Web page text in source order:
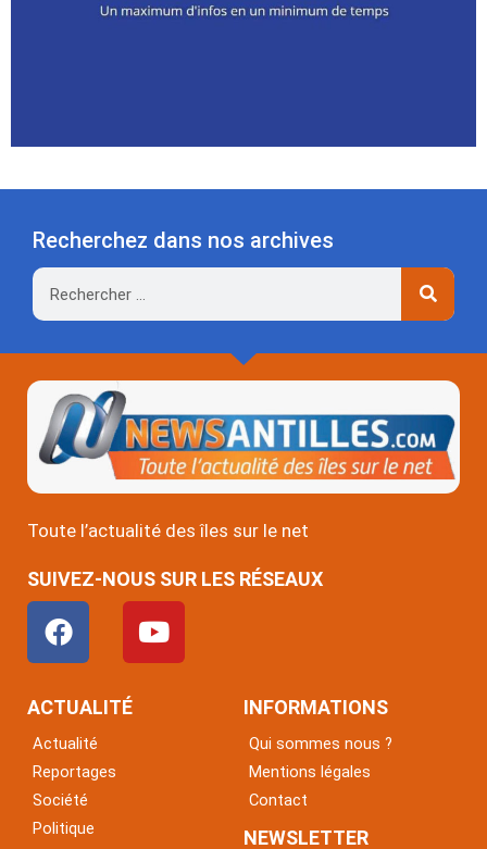
Recherchez dans nos archives
Rechercher
Toute l’actualité des îles sur le net
SUIVEZ-NOUS SUR LES RÉSEAUX
F
a
c
e
o
o
k
Y
o
u
ACTUALITÉ
Actualité
Reportages
Société
Politique
INFORMATIONS
Qui sommes nous ?
Mentions légales
Contact
NEWSLETTER